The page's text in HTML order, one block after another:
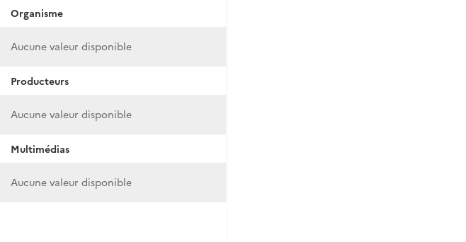
Organisme
Aucune valeur disponible
Producteurs
Aucune valeur disponible
Multimédias
Aucune valeur disponible